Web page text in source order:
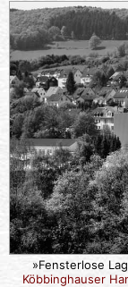
»Fensterlose
Köbbinghauser